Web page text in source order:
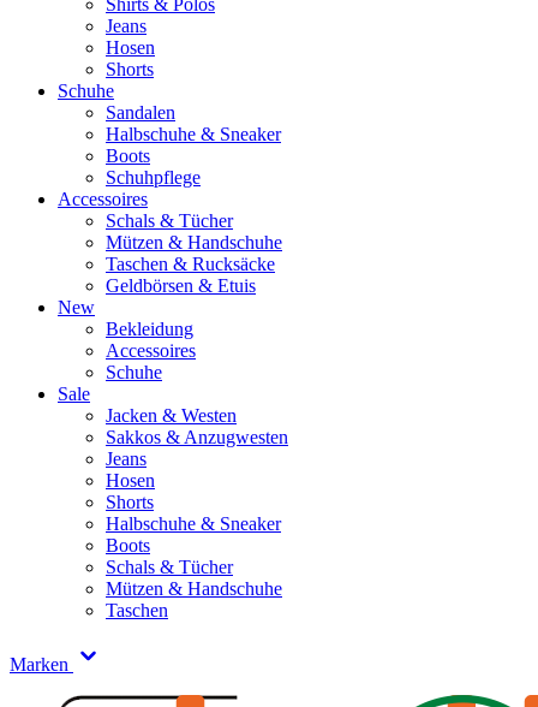
Shirts & Polos
Jeans
Hosen
Shorts
Schuhe
Sandalen
Halbschuhe & Sneaker
Boots
Schuhpflege
Accessoires
Schals & Tücher
Mützen & Handschuhe
Taschen & Rucksäcke
Geldbörsen & Etuis
New
Bekleidung
Accessoires
Schuhe
Sale
Jacken & Westen
Sakkos & Anzugwesten
Jeans
Hosen
Shorts
Halbschuhe & Sneaker
Boots
Schals & Tücher
Mützen & Handschuhe
Taschen
Marken